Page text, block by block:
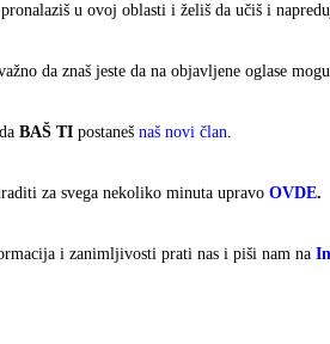
u ovoj oblasti i želiš da učiš i
da znaš jeste da na objavljene oglase
BAŠ TI postaneš naš novi član.
za svega nekoliko minuta upravo OVDE.
i zanimljivosti prati nas i piši nam na